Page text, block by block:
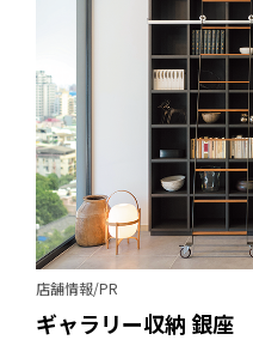
店舗情報/PR
ギャラリー収納 銀座